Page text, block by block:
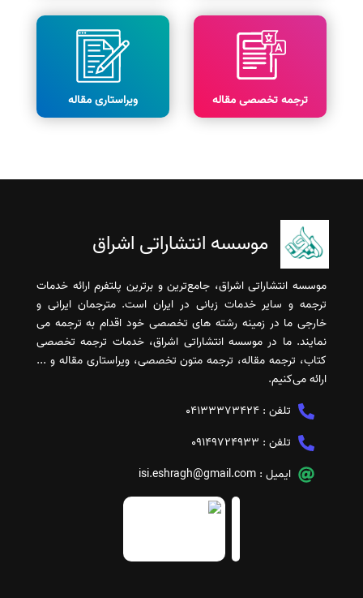
ترجمه تخصصی مقاله ویراستاری مقاله
موسسه انتشاراتی اشراق
موسسه انتشاراتی اشراق، جامع‌ترین و برترین پلتفرم ارائه خدمات
ترجمه و سایر خدمات زبانی در ایران است. مترجمان ایرانی و
خارجی ما در زمینه رشته های تخصصی خود اقدام به ترجمه می
نمایند. ما در موسسه انتشاراتی اشراق، خدمات ترجمه تخصصی
کتاب، ترجمه مقاله، ترجمه متون تخصصی، ویراستاری مقاله و ...
ارائه می‌کنیم.
تلفن : 04133373424
تلفن : 09149724933
ایمیل : isi.eshragh@gmail.com